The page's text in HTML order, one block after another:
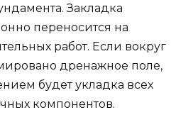
Закладка
переносится на
работ. Если вокруг
дренажное поле,
будет укладка всех
компонентов.